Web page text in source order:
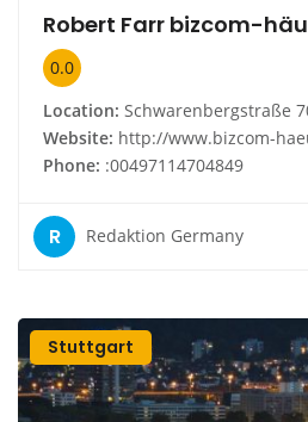
Robert Farr bizcom-
0.0
Location: Schwarenbergstraße
Website: http://www.bizcom-
Phone: :00497114704849
R Redaktion Germany
Stuttgart